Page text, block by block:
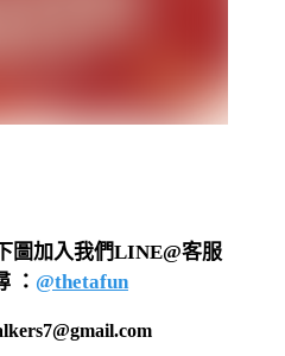
圖加入我們LINE@客服
： @thetafun